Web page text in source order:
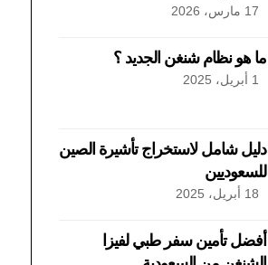
17 مارس، 2026
ما هو نظام شنغن الجديد ؟
1 أبريل، 2025
دليل شامل لاستخراج تأشيرة الصين
للسعوديين
18 أبريل، 2025
أفضل تأمين سفر طبي لفيزا